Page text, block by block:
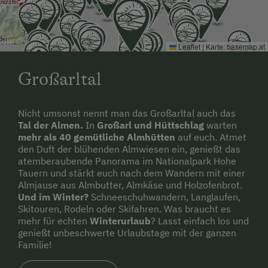
In unserer Gemeinde gibt es folgendes
Mobilitätsangebot: Sammeltaxi, Wanderbus
oder Wandertaxi, Fahrrad-Verleih, E-Bike-
Mit dem neuen
Verkehrsmitteln zu uns und auch während Ihres
Aufenthaltes!
Winter: kostenloser Skibus direkt vor der
Haustüre, der Sie in 5min zur Gondelbahn
bringt.
Sommer: kostengünstiges Wandertaxi
Anfahrt mit dem Auto
Wien/München-Salzburg-Tauernautobahn A10 ca. 60
Leaflet | Karte:basemap.at
Großarltal
Nicht umsonst nennt man das Großarltal auch das
Tal der Almen. In Großarl und Hüttschlag warten
mehr als 40 gemütliche Almhütten auf euch. Atmet
den Duft der blühenden Almwiesen ein, genießt das
atemberaubende Panorama im Nationalpark Hohe
Tauern und stärkt euch nach dem Wandern mit einer
Almjause aus Almbutter, Almkäse und Holzofenbrot.
Und im Winter? Schneeschuhwandern, Langlaufen,
Skitouren, Rodeln oder Skifahren. Was braucht es
mehr für echten Winterurlaub? Lasst einfach los und
genießt unbeschwerte Urlaubstage mit der ganzen
Familie!